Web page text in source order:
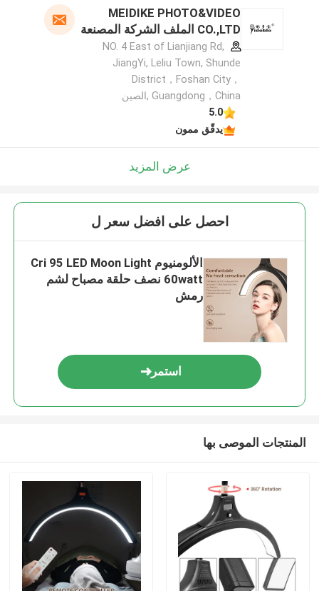
MEIDIKE PHOTO&VIDEO
CO.,LTD الملف الشركة المصنعة
NO. 4 East of Lianjiang Rd,
JiangYi, Leliu Town, Shunde
District，Foshan City，
Guangdong，China ,الصين
5.0
يدقّق ممون
عرض المزيد
احصل على افضل سعر ل
الألومنيوم Cri 95 LED Moon Light
60watt نصف حلقة مصباح لشم
رمش
استمر
المنتجات الموصى بها